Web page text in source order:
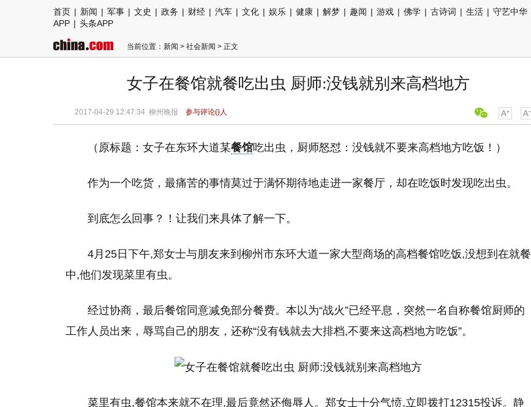
首页 | 新闻 | 军事 | 文史 | 政务 | 财经 | 汽车 | 文化 | 娱乐 | 健康 | 解梦 | 趣闻 | 游戏 | 佛学 | 古诗词 | 生活 | 守艺中华
APP | 头条APP
当前位置： 新闻 > 社会新闻 > 正文
女子在餐馆就餐吃出虫 厨师:没钱就别来高档地方
2017-04-29 12:47:34 柳州晚报 参与评论()人
（原标题：女子在东环大道某餐馆吃出虫，厨师怒怼：没钱就不要来高档地方吃饭！）
作为一个吃货，最痛苦的事情莫过于满怀期待地走进一家餐厅，却在吃饭时发现吃出虫。
到底怎么回事？！让我们来具体了解一下。
4月25日下午,郑女士与朋友来到柳州市东环大道一家大型商场的高档餐馆吃饭,没想到在就餐
中,他们发现菜里有虫。
经过协商，最后餐馆同意减免部分餐费。本以为“战火”已经平息，突然一名自称餐馆厨师的
工作人员出来，辱骂自己的朋友，还称“没有钱就去大排档,不要来这高档地方吃饭”。
菜里有虫,餐馆本来就不在理,最后竟然还侮辱人。郑女士十分气愤,立即拨打12315投诉。静